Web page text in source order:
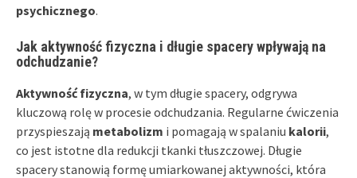
psychicznego.
Jak aktywność fizyczna i długie spacery wpływają na
odchudzanie?
Aktywność fizyczna, w tym długie spacery, odgrywa
kluczową rolę w procesie odchudzania. Regularne ćwiczenia
przyspieszają metabolizm i pomagają w spalaniu kalorii,
co jest istotne dla redukcji tkanki tłuszczowej. Długie
spacery stanowią formę umiarkowanej aktywności, która